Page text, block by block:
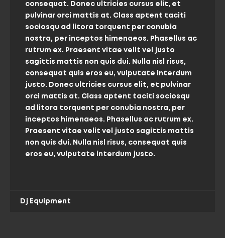
consequat. Donec ultricies cursus elit, et
pulvinar orci mattis at. Class aptent taciti
sociosqu ad litora torquent per conubia
nostra, per inceptos himenaeos. Phasellus ac
rutrum ex. Praesent vitae velit vel justo
sagittis mattis non quis dui. Nulla nisl risus,
consequat quis eros eu, vulputate interdum
justo. Donec ultricies cursus elit, et pulvinar
orci mattis at. Class aptent taciti sociosqu
ad litora torquent per conubia nostra, per
inceptos himenaeos. Phasellus ac rutrum ex.
Praesent vitae velit vel justo sagittis mattis
non quis dui. Nulla nisl risus, consequat quis
eros eu, vulputate interdum justo.
Dj Equipment